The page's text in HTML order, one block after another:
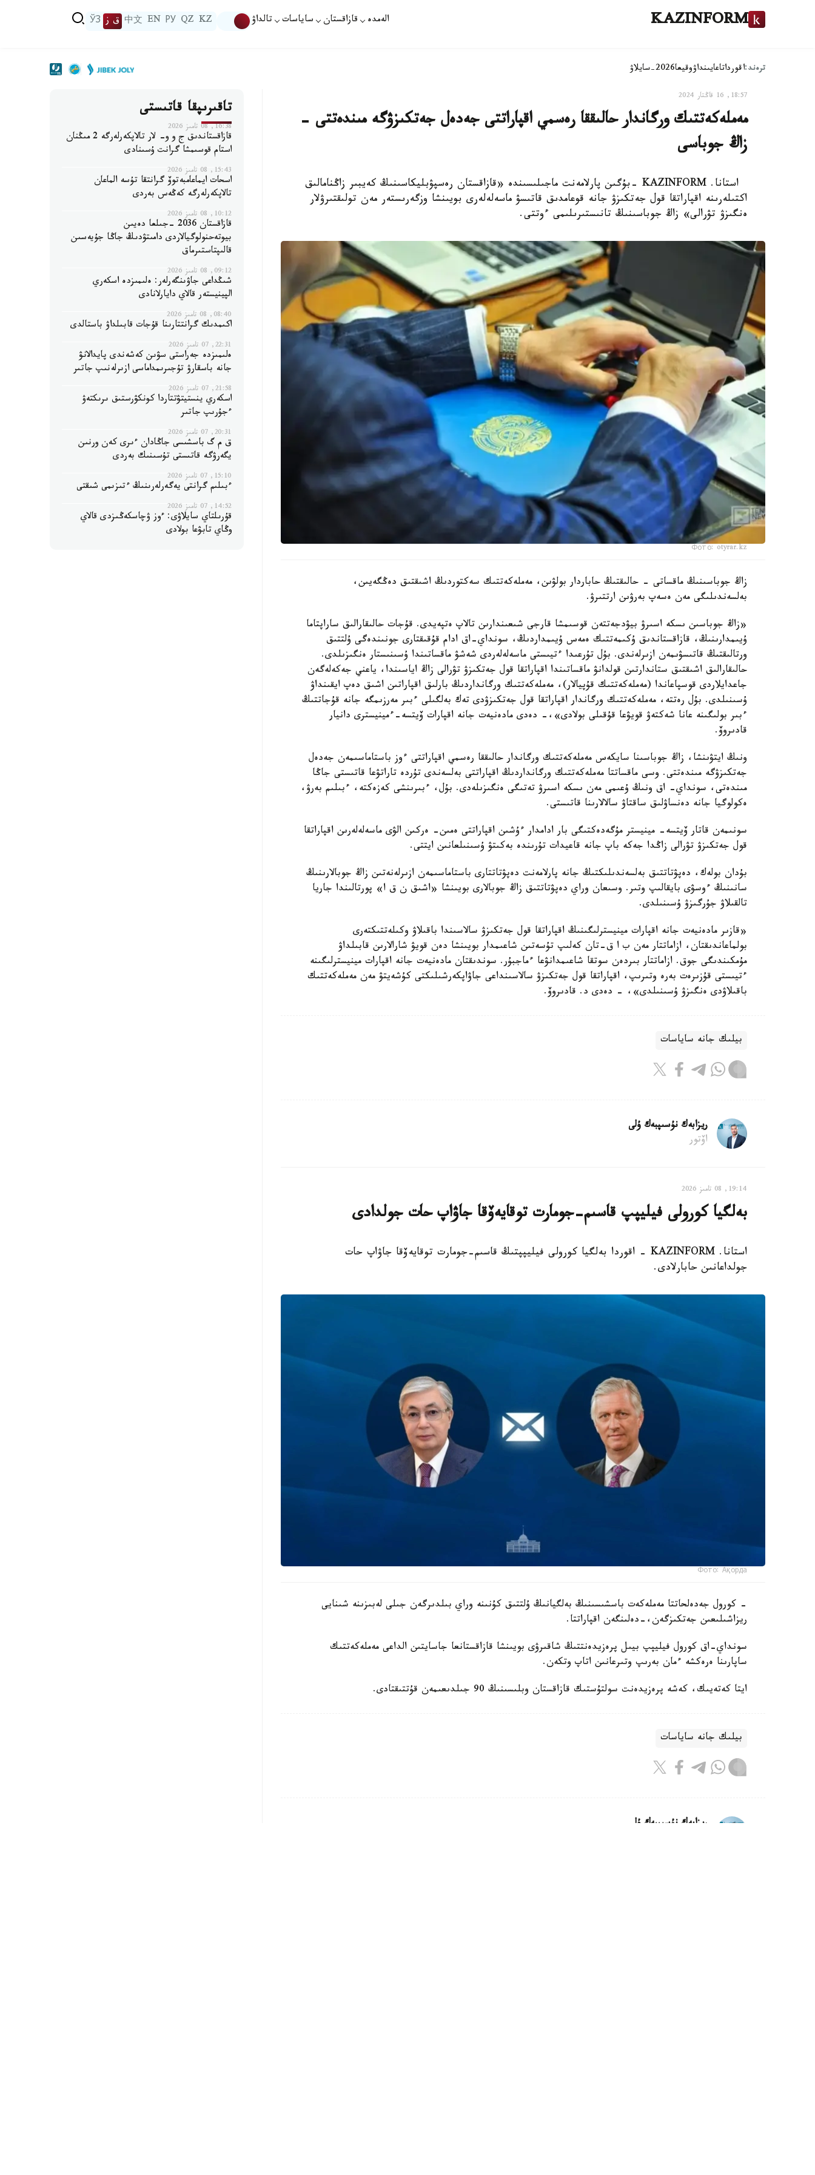
KAZINFORM الەمدە قازاقستان ساياسات تالداۋ KZ
QZ
РУ
EN
中文 ق ز ЎЗ
ترەند:اقورداتاعايىنداۋوقيعا2026-سايلاۋ
18:57, 16 قاڭتار 2024
مەملەكەتتىك ورگاندار حالىققا رەسمي اقپاراتتى جەدەل جەتكىزۋگە مىندەتتى -
زاڭ جوباسى
استانا. KAZINFORM -بۇگىن پارلامەنت ماجىلىسىندە «قازاقستان رەسپۋبليكاسىنىڭ كەيبىر زاڭنامالىق
اكتىلەرىنە اقپاراتقا قول جەتكىزۋ جانە قوعامدىق قاتىسۋ ماسەلەلەرى بويىنشا وزگەرىستەر مەن تولىقتىرۋلار
ەنگىزۋ تۋرالى» زاڭ جوباسىنىڭ تانىستىرىلىمى ءوتتى.
Фото: otyrar.kz
زاڭ جوباسىنىڭ ماقساتى - حالىقتىڭ حاباردار بولۋىن، مەملەكەتتىك سەكتوردىڭ اشىقتىق دەڭگەيىن،
بەلسەندىلىگى مەن ەسەپ بەرۋىن ارتتىرۋ.
«زاڭ جوباسىن ىسكە اسىرۋ بيۋدجەتتەن قوسىمشا قارجى شىعىندارىن تالاپ ەتپەيدى. قۇجات حالىقارالىق ساراپتاما
ۇيىمدارىنىڭ، قازاقستاندىق ۇكىمەتتىك ەمەس ۇيىمداردىڭ، سونداي-اق ادام قۇقىقتارى جونىندەگى ۇلتتىق
ورتالىقتىڭ قاتىسۋىمەن ازىرلەندى. بۇل تۇرعىدا ءتيىستى ماسەلەلەردى شەشۋ ماقساتىندا ۇسىنىستار ەنگىزىلدى.
حالىقارالىق اشىقتىق ستاندارتىن قولدانۋ ماقساتىندا اقپاراتقا قول جەتكىزۋ تۋرالى زاڭ اياسىندا، ياعني جەكەلەگەن
جاعدايلاردى قوسپاعاندا (مەملەكەتتىك قۇپيالار)، مەملەكەتتىك ورگانداردىڭ بارلىق اقپاراتىن اشىق دەپ ايقىنداۋ
ۇسىنىلدى. بۇل رەتتە، مەملەكەتتىك ورگاندار اقپاراتقا قول جەتكىزۋدى تەك بەلگىلى ءبىر مەرزىمگە جانە قۇجاتتىڭ
ءبىر بولىگىنە عانا شەكتەۋ قويۋعا قۇقىلى بولادى»،- دەدى مادەنيەت جانە اقپارات ۆيتسە-ءمينيسترى دانيار
قادىروۆ.
ونىڭ ايتۋىنشا، زاڭ جوباسىنا سايكەس مەملەكەتتىك ورگاندار حالىققا رەسمي اقپاراتتى ءوز باستاماسىمەن جەدەل
جەتكىزۋگە مىندەتتى. وسى ماقساتتا مەملەكەتتىك ورگانداردىڭ اقپاراتتى بەلسەندى تۇردە تاراتۋعا قاتىستى جاڭا
مىندەتى، سونداي- اق ونىڭ ۇعىمى مەن ىسكە اسىرۋ تەتىگى ەنگىزىلەدى. بۇل، ءبىرىنشى كەزەكتە، ءبىلىم بەرۋ،
ەكولوگيا جانە دەنساۋلىق ساقتاۋ سالالارىنا قاتىستى.
سونىمەن قاتار ۆيتسە- مينيستر مۇگەدەكتىگى بار ادامدار ءۇشىن اقپاراتتى ەمىن- ەركىن الۋى ماسەلەلەرىن اقپاراتقا
قول جەتكىزۋ تۋرالى زاڭدا جەكە باپ جانە قاعيدات تۇرىندە بەكىتۋ ۇسىنىلعانىن ايتتى.
بۇدان بولەك، دەپۋتاتتىق بەلسەندىلىكتىڭ جانە پارلامەنت دەپۋتاتتارى باستاماسىمەن ازىرلەنەتىن زاڭ جوبالارىنىڭ
سانىنىڭ ءوسۋى بايقالىپ وتىر. وسىعان وراي دەپۋتاتتىق زاڭ جوبالارى بويىنشا «اشىق ن ق ا» پورتالىندا جاريا
تالقىلاۋ جۇرگىزۋ ۇسىنىلدى.
«قازىر مادەنيەت جانە اقپارات مينيسترلىگىنىڭ اقپاراتقا قول جەتكىزۋ سالاسىندا باقىلاۋ وكىلەتتىكتەرى
بولماعاندىقتان، ازاماتتار مەن ب ا ق-تان كەلىپ تۇسەتىن شاعىمدار بويىنشا دەن قويۋ شارالارىن قابىلداۋ
مۇمكىندىگى جوق. ازاماتتار بىردەن سوتقا شاعىمدانۋعا ءماجبۇر. سوندىقتان مادەنيەت جانە اقپارات مينيسترلىگىنە
ءتيىستى قۇزىرەت بەرە وتىرىپ، اقپاراتقا قول جەتكىزۋ سالاسىنداعى جاۋاپكەرشىلىكتى كۇشەيتۋ مەن مەملەكەتتىك
باقىلاۋدى ەنگىزۋ ۇسىنىلدى»، - دەدى د. قادىروۆ.
بيلىك جانە ساياسات
ريزابەك نۇسىپبەك ۇلى
اۆتور
19:14, 08 تامىز 2026
بەلگيا كورولى فيليپپ قاسىم-جومارت توقايەۆقا جاۋاپ حات جولدادى
استانا. KAZINFORM - اقوردا بەلگيا كورولى فيليپپتىڭ قاسىم-جومارت توقايەۆقا جاۋاپ حات
جولداعانىن حابارلادى.
Фото: Ақорда
- كورول جەدەلحاتتا مەملەكەت باسشىسىنىڭ بەلگيانىڭ ۇلتتىق كۇنىنە وراي بىلدىرگەن جىلى لەبىزىنە شىنايى
ريزاشىلىعىن جەتكىزگەن،-دەلىنگەن اقپاراتتا.
سونداي-اق كورول فيليپپ بيىل پرەزيدەنتتىڭ شاقىرۋى بويىنشا قازاقستانعا جاسايتىن الداعى مەملەكەتتىك
ساپارىنا ەرەكشە ءمان بەرىپ وتىرعانىن اتاپ وتكەن.
ايتا كەتەيىك، كەشە پرەزيدەنت سولتۇستىك قازاقستان وبلىسىنىڭ 90 جىلدىعىمەن قۇتتىقتادى.
بيلىك جانە ساياسات
ريزابەك نۇسىپبەك ۇلى
تاقىرىپقا قاتىستى
16:38, 08 تامىز 2026
قازاقستاندىق ج و و- لار تالاپكەرلەرگە 2 مىڭنان
استام قوسىمشا گرانت ۇسىنادى
15:43, 08 تامىز 2026
اسحات ايماعامبەتوۆ گرانتقا تۇسە الماعان
تالاپكەرلەرگە كەڭەس بەردى
10:12, 08 تامىز 2026
قازاقستان 2036 -جىلعا دەيىن
بيوتەحنولوگيالاردى دامىتۋدىڭ جاڭا جۇيەسىن
قالىپتاستىرماق
09:12, 08 تامىز 2026
شىڭداعى جاۋىنگەرلەر: ەلىمىزدە اسكەري
الپينيستەر قالاي دايارلانادى
08:40, 08 تامىز 2026
اكىمدىك گرانتتارىنا قۇجات قابىلداۋ باستالدى
22:31, 07 تامىز 2026
ەلىمىزدە جەراستى سۋىن كەشەندى پايدالانۋ
جانە باسقارۋ تۇجىرىمداماسى ازىرلەنىپ جاتىر
21:58, 07 تامىز 2026
اسكەري ينستيتۋتتاردا كونكۋرستىق ىرىكتەۋ
ءجۇرىپ جاتىر
20:31, 07 تامىز 2026
ق م گ باسشىسى جاڭادان ءىرى كەن ورنىن
يگەرۋگە قاتىستى تۇسىنىك بەردى
15:10, 07 تامىز 2026
ءبىلىم گرانتى يەگەرلەرىنىڭ ءتىزىمى شىقتى
14:52, 07 تامىز 2026
قۇرىلتاي سايلاۋى: ءوز ۋچاسكەڭىزدى قالاي
وڭاي تابۋعا بولادى